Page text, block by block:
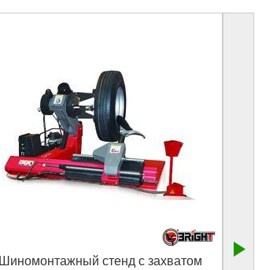
Шиномонтажный стенд с захватом